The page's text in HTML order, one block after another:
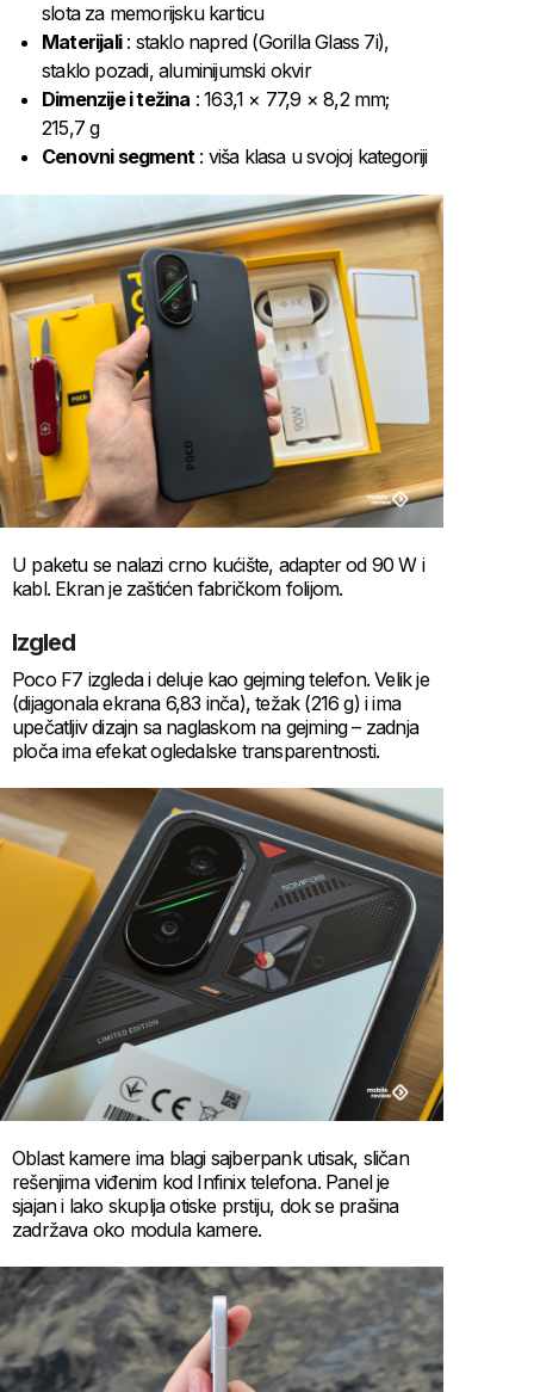
slota za memorijsku karticu
Materijali: staklo napred (Gorilla Glass 7i),
staklo pozadi, aluminijumski okvir
Dimenzije i težina : 163,1 × 77,9 × 8,2 mm;
215,7 g
Cenovni segment: viša klasa u svojoj kategoriji
U paketu se nalazi crno kućište, adapter od 90 W i
kabl. Ekran je zaštićen fabričkom folijom.
Izgled
Poco F7 izgleda i deluje kao gejming telefon. Velik je
(dijagonala ekrana 6,83 inča), težak (216 g) i ima
upečatljiv dizajn sa naglaskom na gejming – zadnja
ploča ima efekat ogledalske transparentnosti.
Oblast kamere ima blagi sajberpank utisak, sličan
rešenjima viđenim kod Infinix telefona. Panel je
sjajan i lako skuplja otiske prstiju, dok se prašina
zadržava oko modula kamere.